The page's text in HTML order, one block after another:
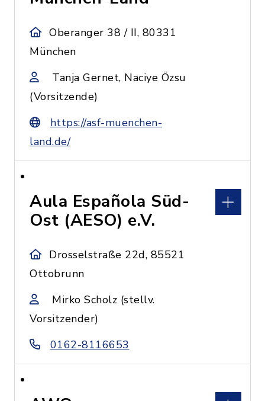
Oberanger 38 / II, 80331
München
Tanja Gernet, Naciye Özsu
(Vorsitzende)
https://asf-muenchen-
land.de/
Aula Española Süd-
Ost (AESO) e.V.
Drosselstraße 22d, 85521
Ottobrunn
Mirko Scholz (stellv.
Vorsitzender)
0162-8116653